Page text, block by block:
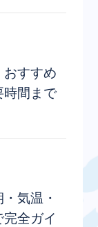
おすすめ
時間まで
気温・
全ガイ